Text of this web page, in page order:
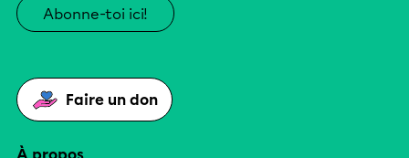
Abonne-toi ici!
Faire un don